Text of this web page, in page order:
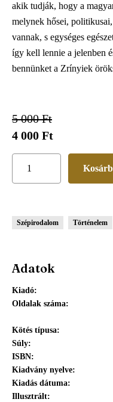
akik tudják, hogy a
melynek hősei,
vannak, s egységes
így kell lennie a jelenben
bennünket a Zrínyiek
5 000 Ft
4 000 Ft
Szépirodalom Történelem
Adatok
Kiadó
Oldalak száma
Kötés típusa
Súly
ISBN
Kiadvány nyelve
Kiadás dátuma
Illusztrált